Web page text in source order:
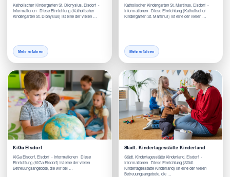
Katholischer Kindergarten St. Dionysius, Elsdorf -
Informationen Diese Einrichtung (Katholischer
Kindergarten St. Dionysius) ist eine der vielen …
Mehr erfahren
Katholischer Kindergarten St. Martinus, Elsdorf -
Informationen Diese Einrichtung (Katholischer
Kindergarten St. Martinus) ist eine der vielen …
Mehr erfahren
KiGa Elsdorf
KiGa Elsdorf, Elsdorf - Informationen Diese
Einrichtung (KiGa Elsdorf) ist eine der vielen
Betreuungsangebote, die wir bei …
Städt. Kindertagesstätte Kinderland
Städt. Kindertagesstätte Kinderland, Elsdorf -
Informationen Diese Einrichtung (Städt.
Kindertagesstätte Kinderland) ist eine der vielen
Betreuungsangebote, die …